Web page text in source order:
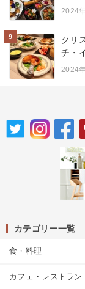
2024
9
クリ
チ・
2024
カテゴリー一覧
食・料理
カフェ・レストラン